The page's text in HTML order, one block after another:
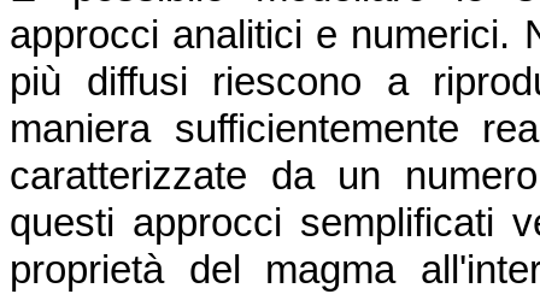
approcci analitici e numerici.
più diffusi riescono a
maniera sufficientemente
caratterizzate da un
questi approcci semplificati
proprietà del magma